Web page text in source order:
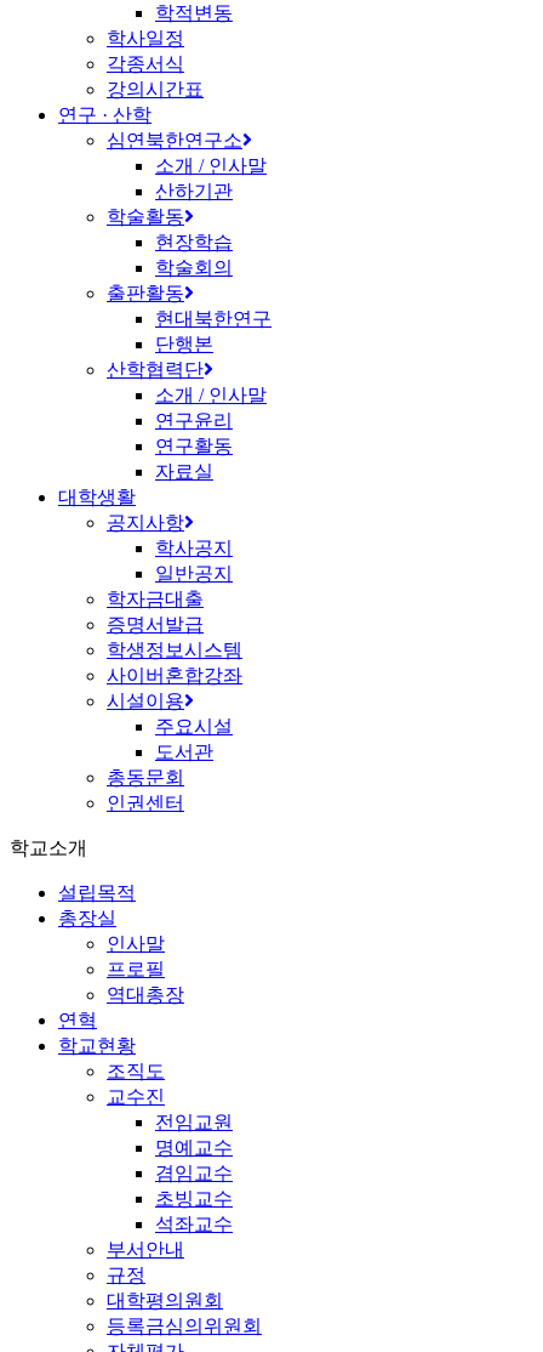
학적변동
학사일정
각종서식
강의시간표
연구 · 산학
심연북한연구소
소개 / 인사말
산하기관
학술활동
현장학습
학술회의
출판활동
현대북한연구
단행본
산학협력단
소개 / 인사말
연구윤리
연구활동
자료실
대학생활
공지사항
학사공지
일반공지
학자금대출
증명서발급
학생정보시스템
사이버혼합강좌
시설이용
주요시설
도서관
총동문회
인권센터
학교소개
설립목적
총장실
인사말
프로필
역대총장
연혁
학교현황
조직도
교수진
전임교원
명예교수
겸임교수
초빙교수
석좌교수
부서안내
규정
대학평의원회
등록금심의위원회